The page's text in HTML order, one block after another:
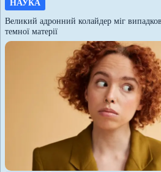
НАУКА
Великий адронний колайдер міг
темної матерії